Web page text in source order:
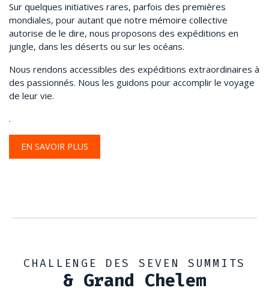
Sur quelques initiatives rares, parfois des premières
mondiales, pour autant que notre mémoire collective
autorise de le dire, nous proposons des expéditions en
jungle, dans les déserts ou sur les océans.
Nous rendons accessibles des expéditions extraordinaires à
des passionnés. Nous les guidons pour accomplir le voyage
de leur vie.
.
EN SAVOIR PLUS
CHALLENGE DES SEVEN SUMMITS
& Grand Chelem